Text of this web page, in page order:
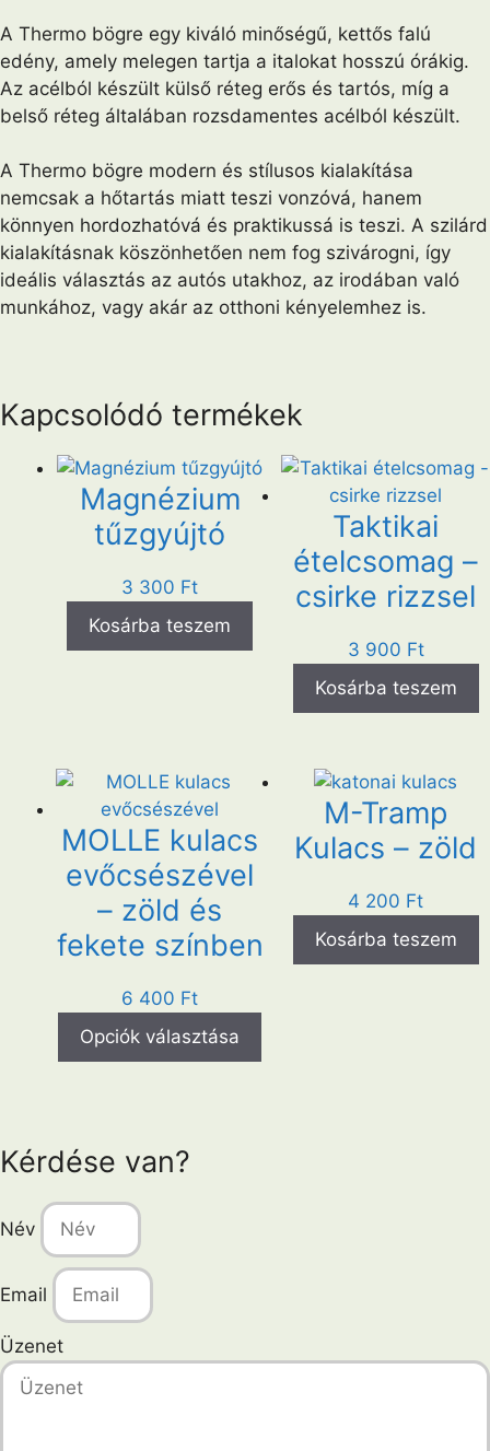
A Thermo bögre egy kiváló minőségű, kettős falú
edény, amely melegen tartja a italokat hosszú órákig.
Az acélból készült külső réteg erős és tartós, míg a
belső réteg általában rozsdamentes acélból készült.
A Thermo bögre modern és stílusos kialakítása
nemcsak a hőtartás miatt teszi vonzóvá, hanem
könnyen hordozhatóvá és praktikussá is teszi. A szilárd
kialakításnak köszönhetően nem fog szivárogni, így
ideális választás az autós utakhoz, az irodában való
munkához, vagy akár az otthoni kényelemhez is.
Kapcsolódó termékek
Magnézium
tűzgyújtó
3 300 Ft
Kosárba teszem
Taktikai
ételcsomag –
csirke rizzsel
3 900 Ft
Kosárba teszem
MOLLE kulacs
evőcsészével
– zöld és
fekete színben
6 400 Ft
Opciók választása
M-Tramp
Kulacs – zöld
4 200 Ft
Kosárba teszem
Kérdése van?
Név
Email
Üzenet